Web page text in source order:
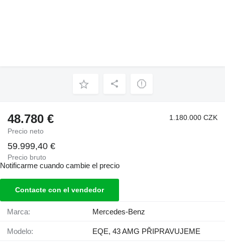
48.780 €
Precio neto
1.180.000 CZK
59.999,40 €
Precio bruto
Notificarme cuando cambie el precio
Contacte con el vendedor
Marca: Mercedes-Benz
Modelo: EQE, 43 AMG PŘIPRAVUJEME